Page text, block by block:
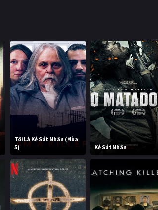
Tôi Là Kẻ Sát Nhân (Mùa
5)
Kẻ Sát Nhân